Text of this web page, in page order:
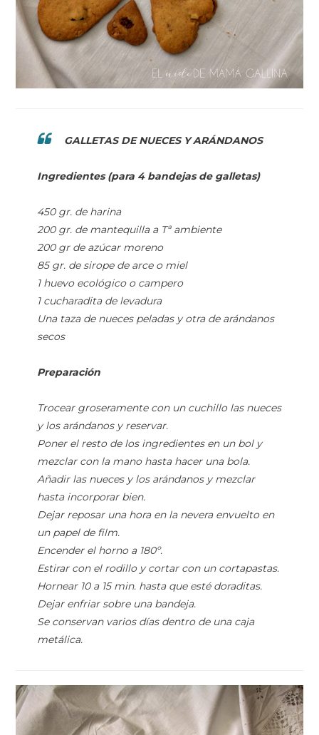
GALLETAS DE NUECES Y ARÁNDANOS
Ingredientes (para 4 bandejas de galletas)
450 gr. de harina
200 gr. de mantequilla a Tª ambiente
200 gr de azúcar moreno
85 gr. de sirope de arce o miel
1 huevo ecológico o campero
1 cucharadita de levadura
Una taza de nueces peladas y otra de arándanos
secos
Preparación
Trocear groseramente con un cuchillo las nueces
y los arándanos y reservar.
Poner el resto de los ingredientes en un bol y
mezclar con la mano hasta hacer una bola.
Añadir las nueces y los arándanos y mezclar
hasta incorporar bien.
Dejar reposar una hora en la nevera envuelto en
un papel de film.
Encender el horno a 180º.
Estirar con el rodillo y cortar con un cortapastas.
Hornear 10 a 15 min. hasta que esté doraditas.
Dejar enfriar sobre una bandeja.
Se conservan varios días dentro de una caja
metálica.